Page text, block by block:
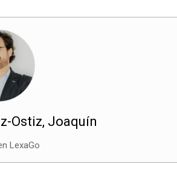
Ostiz, Joaquín
LexaGo